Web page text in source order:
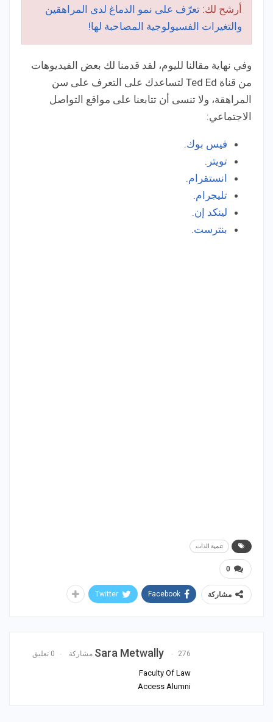
أرشح لك: تعرّف على نمو الدماغ لدى المراهقين
والتغيرات الفسيولوجية المصاحبة لها!
وفي نهاية مقالنا لليوم، لقد قدمنا لك بعض الفيديوهات
من قناة Ted Ed لتساعدك على التعرف على سن
المراهقة، ولا تنسى أن تتابعنا على مواقع التواصل
الاجتماعي:
فيس بوك.
تويتر .
انستقرام.
تليجرام.
لينكد إن.
بنترست.
تنمية الذات
0
مشاركة Facebook
Twitter
Sara Metwally 276 مشاركة 0 تعليق
Faculty Of Law
Access Alumni